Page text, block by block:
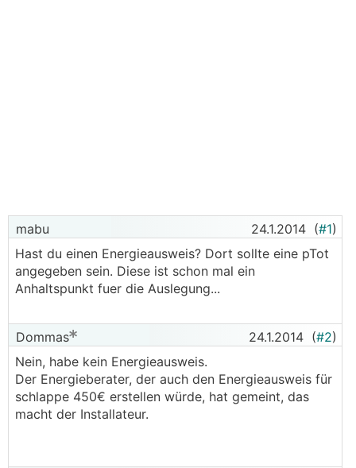
mabu 24.1.2014 (#1)
Hast du einen Energieausweis? Dort sollte eine pTot
angegeben sein. Diese ist schon mal ein
Anhaltspunkt fuer die Auslegung...
Dommas 24.1.2014 (#2)
Nein, habe kein Energieausweis.
Der Energieberater, der auch den Energieausweis für
schlappe 450€ erstellen würde, hat gemeint, das
macht der Installateur.